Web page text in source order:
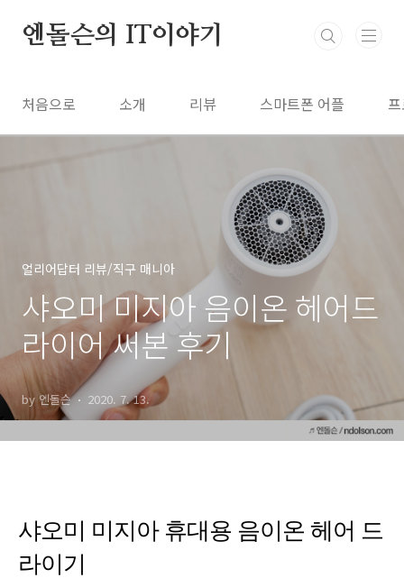
엔돌슨의 IT이야기
처음으로 소개 리뷰 스마트폰 어플
얼리어답터 리뷰/직구 매니아
샤오미 미지아 음이온 헤어드
라이어 써본 후기
by 엔돌슨 2020. 7. 13.
샤오미 미지아 휴대용 음이온 헤어 드
라이기